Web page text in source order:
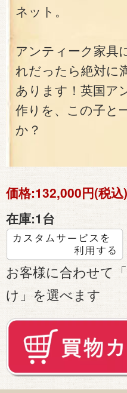
ネット。
アンティーク家具
れだったら絶対に
あります！英国ア
作りを、この子と
か？
価格:132,000円(税込)
在庫:1台
お客様に合わせて
け」を選べます